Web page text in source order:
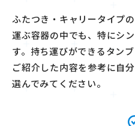
ふたつき・キャリータイプ
運ぶ容器の中でも、特にシ
す。持ち運びができるタン
ご紹介した内容を参考に自
選んでみてください。